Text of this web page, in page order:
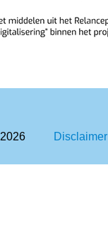
Disclaimer
2026